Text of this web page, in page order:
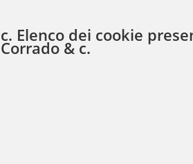
c. Elenco dei cookie
Corrado & c.